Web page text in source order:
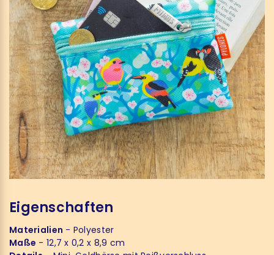
Eigenschaften
Materialien - Polyester
Maße - 12,7 x 0,2 x 8,9 cm